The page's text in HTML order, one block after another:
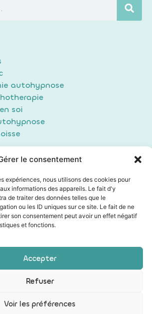
le consentement
expériences, nous utilisons des cookies pour
informations des appareils. Le fait d'y
de traiter des données telles que le
ou les ID uniques sur ce site. Le fait de ne
son consentement peut avoir un effet négatif
et fonctions.
Accepter
Refuser
Voir les préférences
autohypnose
soi
de poids
d'induction
Conditions générales de vente